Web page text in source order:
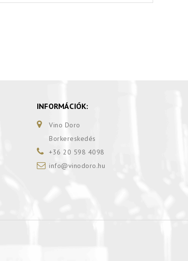
INFORMÁCIÓK:
Vino Doro
Borkereskedés
+36 20 598 4098
info@vinodoro.hu